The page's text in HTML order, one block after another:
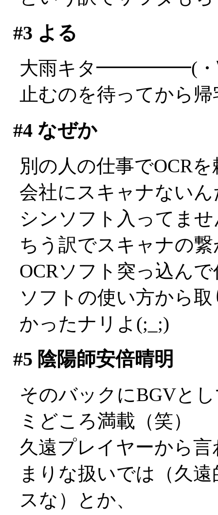
#3 よる
大雨キタ━━━━━(
止むのを待ってから帰
#4なぜか
別の人の仕事でOCR
会社にスキャナない
シンソフト入ってま
ちう訳でスキャナの
OCRソフト突っ込ん
ソフトの使い方から
かったナリよ(;_;)
#5 陰陽師安倍晴明
そのバックにBGVと
ミどころ満載（笑）
久遠プレイヤーから
まりな扱いでは（久
スな）とか、